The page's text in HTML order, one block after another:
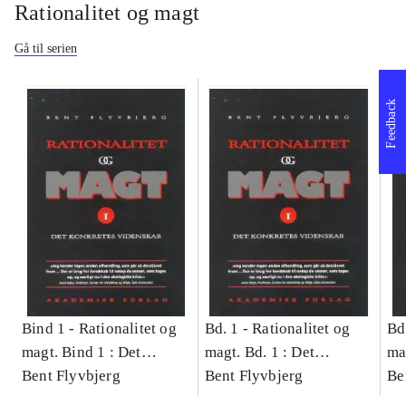
Rationalitet og magt
Gå til serien
Bind 1 - Rationalitet og
magt. Bind 1 : Det
konkretes videnskab
Bent Flyvbjerg
Bd. 1 -Rationalitet og
magt. Bd. 1 : Det
konkretes videnskab
Bent Flyvbjerg
Feedback